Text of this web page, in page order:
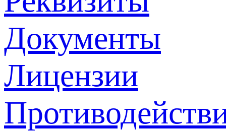
Документы
Лицензии